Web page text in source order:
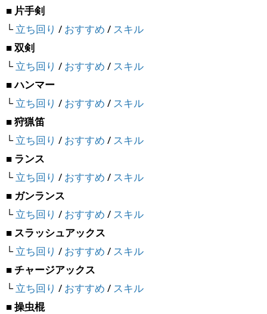
■ 片手剣
└立ち回り / おすすめ / スキル
■ 双剣
└立ち回り / おすすめ / スキル
■ ハンマー
└立ち回り / おすすめ / スキル
■ 狩猟笛
└立ち回り / おすすめ / スキル
■ ランス
└立ち回り / おすすめ / スキル
■ ガンランス
└立ち回り / おすすめ / スキル
■ スラッシュアックス
└立ち回り / おすすめ / スキル
■ チャージアックス
└立ち回り / おすすめ / スキル
■ 操虫棍